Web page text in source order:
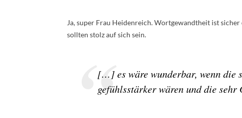
Ja, super Frau Heidenreich. Wortgewandtheit ist
sollten stolz auf sich sein.
[…] es wäre wunderbar, wenn die
gefühlsstärker wären und die